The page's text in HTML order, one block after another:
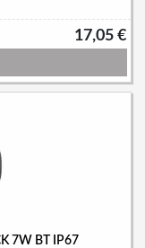
17,05 €
7W BT IP67